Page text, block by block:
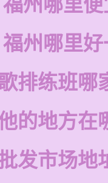
州哪里
州哪里
排练班哪
的地方在
发市场地